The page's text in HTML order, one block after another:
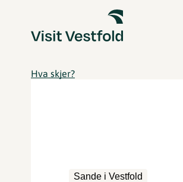
Hva skjer?
Sande i Vestfold